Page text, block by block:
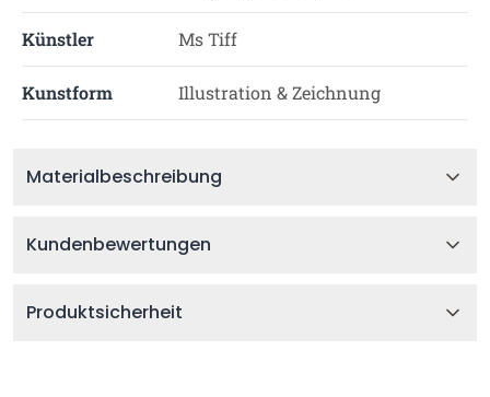
Künstler Ms Tiff
Kunstform Illustration & Zeichnung
Materialbeschreibung
Kundenbewertungen
Produktsicherheit